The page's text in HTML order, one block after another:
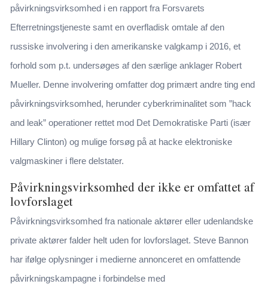
påvirkningsvirksomhed i en rapport fra Forsvarets
Efterretningstjeneste samt en overfladisk omtale af den
russiske involvering i den amerikanske valgkamp i 2016, et
forhold som p.t. undersøges af den særlige anklager Robert
Mueller. Denne involvering omfatter dog primært andre ting end
påvirkningsvirksomhed, herunder cyberkriminalitet som ”hack
and leak” operationer rettet mod Det Demokratiske Parti (især
Hillary Clinton) og mulige forsøg på at hacke elektroniske
valgmaskiner i flere delstater.
Påvirkningsvirksomhed der ikke er omfattet af
lovforslaget
Påvirkningsvirksomhed fra nationale aktører eller udenlandske
private aktører falder helt uden for lovforslaget. Steve Bannon
har ifølge oplysninger i medierne annonceret en omfattende
påvirkningskampagne i forbindelse med